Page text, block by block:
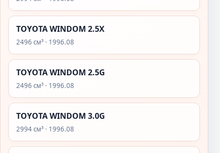
TOYOTA WINDOM 2.5X
2496 см³ · 1996.08
TOYOTA WINDOM 2.5G
2496 см³ · 1996.08
TOYOTA WINDOM 3.0G
2994 см³ · 1996.08